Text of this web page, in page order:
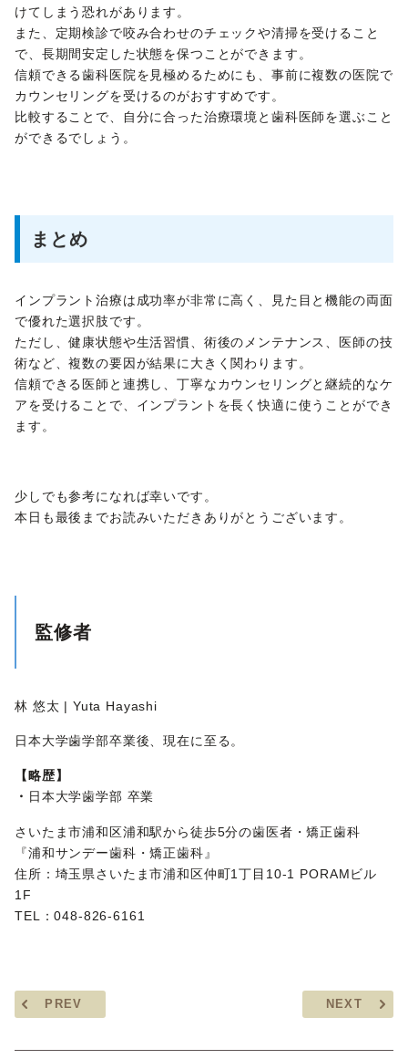
けてしまう恐れがあります。
また、定期検診で咬み合わせのチェックや清掃を受けること
で、長期間安定した状態を保つことができます。
信頼できる歯科医院を見極めるためにも、事前に複数の医院で
カウンセリングを受けるのがおすすめです。
比較することで、自分に合った治療環境と歯科医師を選ぶこと
ができるでしょう。
まとめ
インプラント治療は成功率が非常に高く、見た目と機能の両面
で優れた選択肢です。
ただし、健康状態や生活習慣、術後のメンテナンス、医師の技
術など、複数の要因が結果に大きく関わります。
信頼できる医師と連携し、丁寧なカウンセリングと継続的なケ
アを受けることで、インプラントを長く快適に使うことができ
ます。
少しでも参考になれば幸いです。
本日も最後までお読みいただきありがとうございます。
監修者
林 悠太 | Yuta Hayashi
日本大学歯学部卒業後、現在に至る。
【略歴】
・ 日本大学歯学部 卒業
さいたま市浦和区浦和駅から徒歩5分の歯医者・矯正歯科
『浦和サンデー歯科・矯正歯科 』
住所： 埼玉県さいたま市浦和区仲町1丁目10-1 PORAMビル
1F
TEL：048-826-6161
PREV NEXT